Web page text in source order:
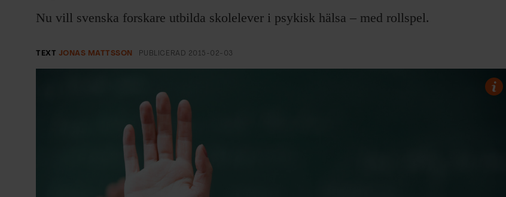
SHOP
SKRIV I F&F
PRENUMERERA PÅ F&F
ANNONSERA I F&F
Nu vill svenska forskare utbilda skolelever i psykisk hälsa – med rollspel.
TEXT JONAS MATTSSON PUBLICERAD 2015-02-03